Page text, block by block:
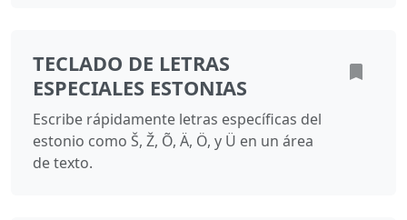
TECLADO DE LETRAS
ESPECIALES ESTONIAS
Escribe rápidamente letras específicas del
estonio como Š, Ž, Õ, Ä, Ö, y Ü en un área
de texto.